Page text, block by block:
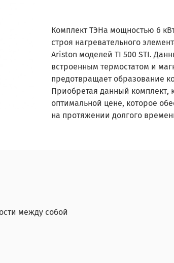
Комплект ТЭНа мощностью 6
строя нагревательного
Ariston моделей TI 500 STI.
встроенным термостатом и
предотвращает образование
Приобретая данный комплект,
оптимальной цене, которое
на протяжении долгого
между собой